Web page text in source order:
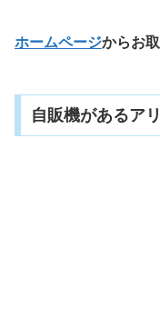
ホームページからお
自販機があるア